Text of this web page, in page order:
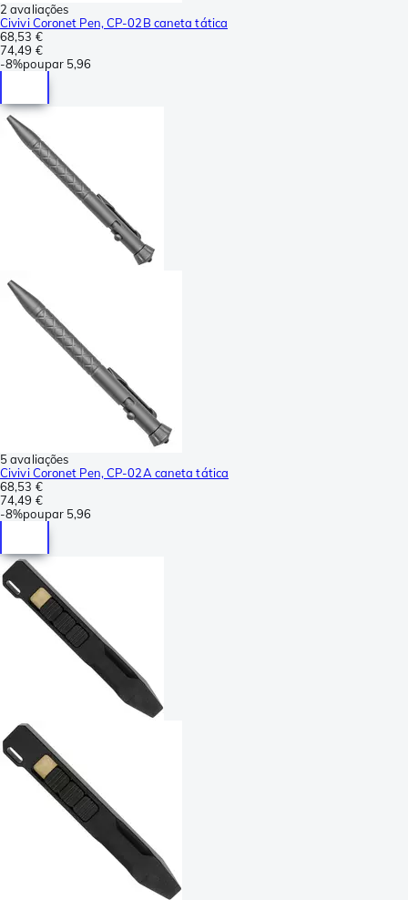
2 avaliações
Civivi Coronet Pen, CP-02B caneta tática
68,53 €
74,49 €
-8%poupar 5,96
5 avaliações
Civivi Coronet Pen, CP-02A caneta tática
68,53 €
74,49 €
-8%poupar 5,96